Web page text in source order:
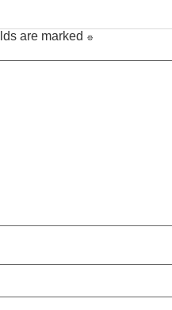
are marked *